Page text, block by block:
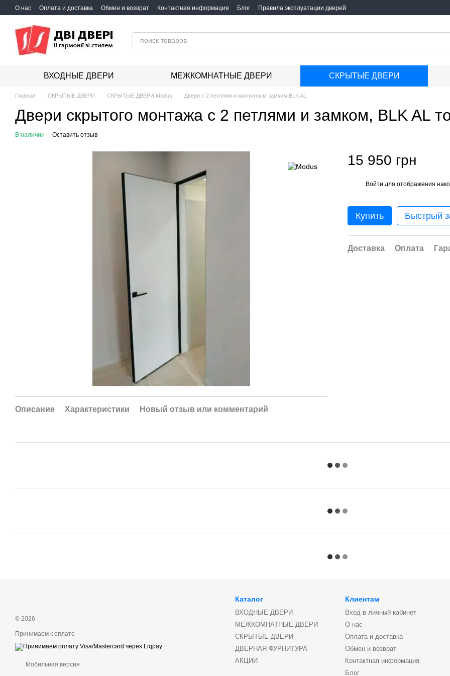
Перейти к основному контенту
О нас Оплата и доставка Обмен и возврат Контактная информация Блог Правила эксплуатации дверей
ВХОДНЫЕ ДВЕРИ МЕЖКОМНАТНЫЕ ДВЕРИ СКРЫТЫЕ ДВЕРИ
Главная СКРЫТЫЕ ДВЕРИ СКРЫТЫЕ ДВЕРИ Modus Двери с 2 петлями и магнитным замком BLK AL
Двери скрытого монтажа с 2 петлями и замком, BLK AL
В наличии Оставить отзыв
Описание Характеристики Новый отзыв или комментарий
15 950 грн
Войти для отображения
Купить Быстрый
Доставка Оплата
© 2026
Принимаем к оплате
Мобильная версия
Каталог
ВХОДНЫЕ ДВЕРИ
МЕЖКОМНАТНЫЕ ДВЕРИ
СКРЫТЫЕ ДВЕРИ
ДВЕРНАЯ ФУРНИТУРА
АКЦИИ
Клиентам
Вход в личный кабинет
О нас
Оплата и доставка
Обмен и возврат
Контактная информация
Блог